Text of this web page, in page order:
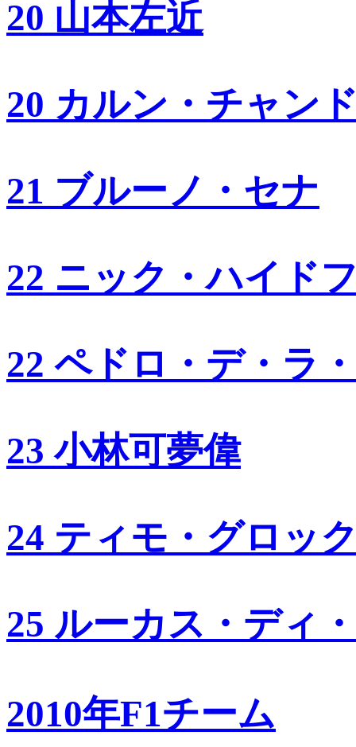
20 山本左近
20 カルン・チャン
21 ブルーノ・セナ
22 ニック・ハイド
22 ペドロ・デ・ラ
23 小林可夢偉
24 ティモ・グロッ
25 ルーカス・ディ
2010年F1チーム